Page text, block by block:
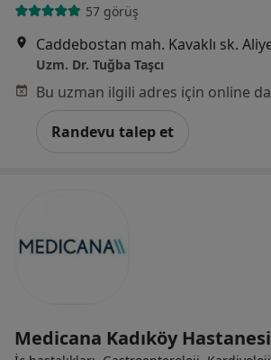
57 görüş
Uzm. Dr. Tuğba Taşcı
Randevu talep et
Medicana Kadıköy Hastanesi